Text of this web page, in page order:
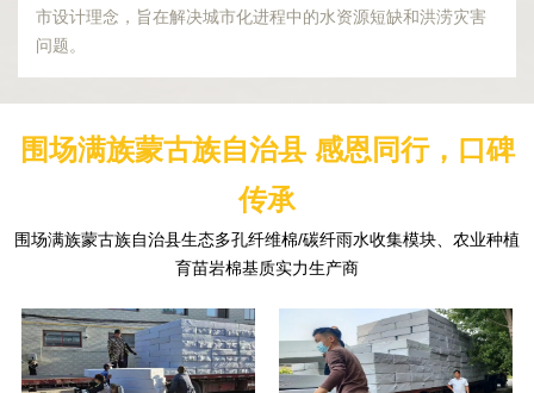
市设计理念，旨在解决城市化进程中的水资源短缺和洪涝灾害
问题。
围场满族蒙古族自治县 感恩同行，口碑
传承
围场满族蒙古族自治县生态多孔纤维棉/碳纤雨水收集模块、农业种植
育苗岩棉基质实力生产商